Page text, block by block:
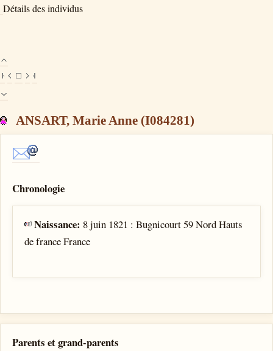
Détails des individus
ANSART, Marie Anne (I084281)
Chronologie
Naissance: 8 juin 1821 : Bugnicourt 59 Nord Hauts
de france France
Parents et grand-parents